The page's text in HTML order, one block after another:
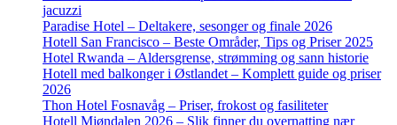
jacuzzi
Paradise Hotel – Deltakere, sesonger og finale 2026
Hotell San Francisco – Beste Områder, Tips og Priser 2025
Hotel Rwanda – Aldersgrense, strømming og sann historie
Hotell med balkonger i Østlandet – Komplett guide og priser
2026
Thon Hotel Fosnavåg – Priser, frokost og fasiliteter
Hotell Mjøndalen 2026 – Slik finner du overnatting nær